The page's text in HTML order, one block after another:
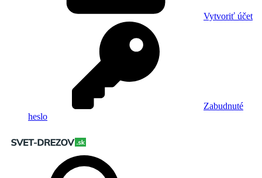
Vytvoriť účet
Zabudnuté
heslo